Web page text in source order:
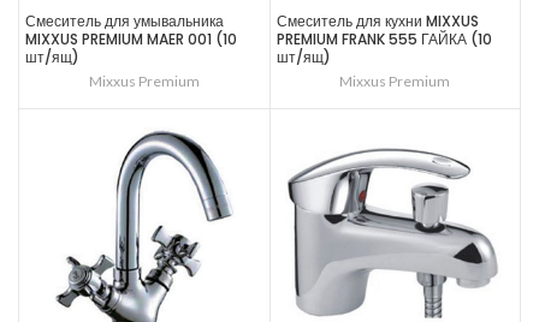
Смеситель для умывальника
MIXXUS PREMIUM MAER 001 (10
шт/ящ)
Mixxus Premium
Смеситель для кухни MIXXUS
PREMIUM FRANK 555 ГАЙКА (10
шт/ящ)
Mixxus Premium